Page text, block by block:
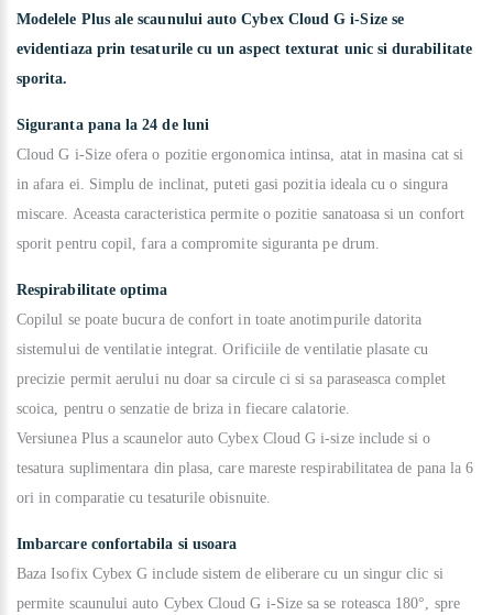
Modelele Plus ale scaunului auto Cybex Cloud G i-Size se
evidentiaza prin tesaturile cu un aspect texturat unic si durabilitate
sporita.
Siguranta pana la 24 de luni
Cloud G i-Size ofera o pozitie ergonomica intinsa, atat in masina cat si
in afara ei. Simplu de inclinat, puteti gasi pozitia ideala cu o singura
miscare. Aceasta caracteristica permite o pozitie sanatoasa si un confort
sporit pentru copil, fara a compromite siguranta pe drum.
Respirabilitate optima
Copilul se poate bucura de confort in toate anotimpurile datorita
sistemului de ventilatie integrat. Orificiile de ventilatie plasate cu
precizie permit aerului nu doar sa circule ci si sa paraseasca complet
scoica, pentru o senzatie de briza in fiecare calatorie.
Versiunea Plus a scaunelor auto Cybex Cloud G i-size include si o
tesatura suplimentara din plasa, care mareste respirabilitatea de pana la 6
ori in comparatie cu tesaturile obisnuite.
Imbarcare confortabila si usoara
Baza Isofix Cybex G include sistem de eliberare cu un singur clic si
permite scaunului auto Cybex Cloud G i-Size sa se roteasca 180°, spre